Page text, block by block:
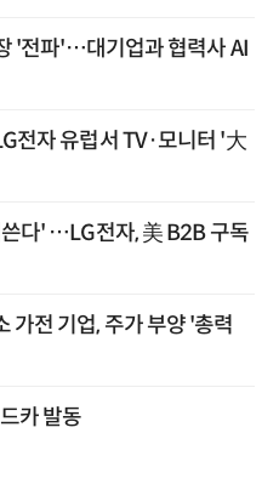
'전파'…대기업과 협력사 AI
전자 유럽서 TV·모니터 '大
다' …LG전자, 美 B2B 구독
가전 기업, 주가 부양 '총력
카 발동